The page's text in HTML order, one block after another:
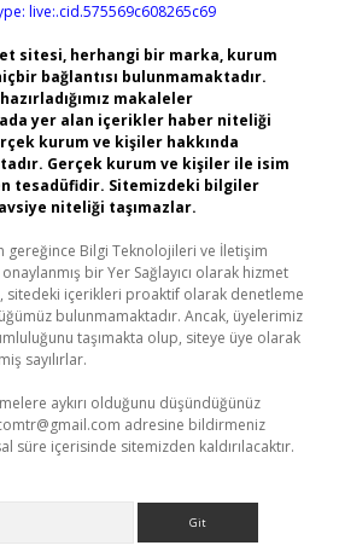
live:.cid.575569c608265c69
sitesi, herhangi bir marka, kurum
bağlantısı bulunmamaktadır.
makaleler
yer alan içerikler haber niteliği
kurum ve kişiler hakkında
Gerçek kurum ve kişiler ile isim
tesadüfidir. Sitemizdeki bilgiler
niteliği taşımazlar.
gereğince Bilgi Teknolojileri ve İletişim
bir Yer Sağlayıcı olarak hizmet
sitedeki içerikleri proaktif olarak denetleme
bulunmamaktadır. Ancak, üyelerimiz
taşımakta olup, siteye üye olarak
sayılırlar.
aykırı olduğunu düşündüğünüz
adresine bildirmeniz
süre içerisinde sitemizden kaldırılacaktır.